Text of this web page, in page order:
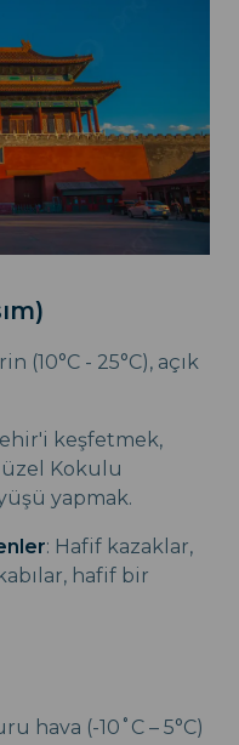
(10°C - 25°C), açık
keşfetmek,
Kokulu
yapmak.
: Hafif kazaklar,
hafif bir
hava (-10˚C – 5°C)